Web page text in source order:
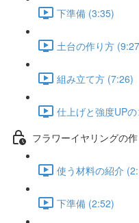
下準備 (3:35)
土台の作り方
組み立て方 (7:26)
仕上げと強度UP
フラワーイヤリングの
使う材料の紹介
下準備 (2:52)